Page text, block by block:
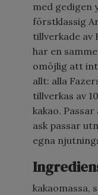
med gedigen
förstklassig
tillverkade av
har en
omöjlig att
allt: alla
tillverkas av
kakao.
ask passar
egna
kakaomassa,